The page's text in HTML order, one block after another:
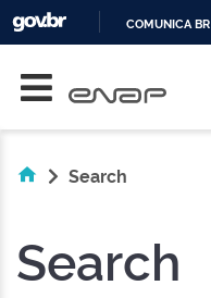
COMUNICA BR
Search
Search